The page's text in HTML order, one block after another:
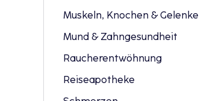
Muskeln, Knochen & Gelenke
Mund & Zahngesundheit
Raucherentwöhnung
Reiseapotheke